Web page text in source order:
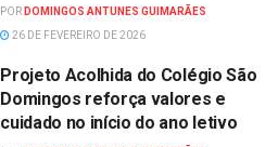
POR DOMINGOS ANTUNES GUIMARÃES
26 DE FEVEREIRO DE 2026
Projeto Acolhida do Colégio São
Domingos reforça valores e
cuidado no início do ano letivo